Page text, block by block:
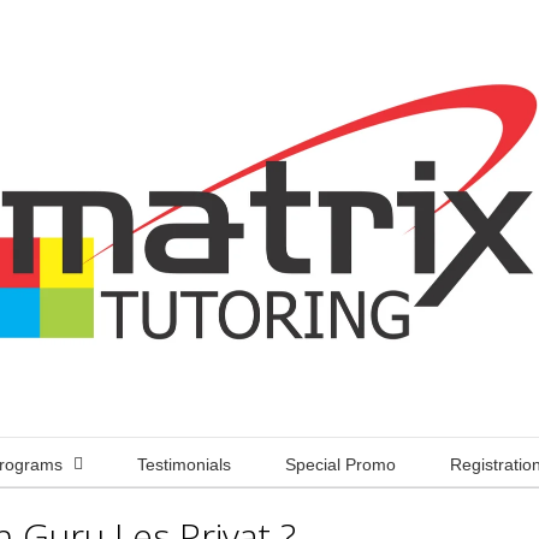
Testimonials Special Promo